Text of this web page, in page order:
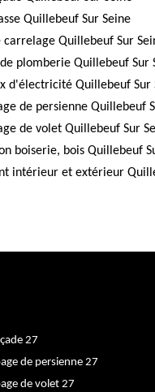
Quillebeuf Sur Seine
carrelage Quillebeuf Sur
plomberie Quillebeuf Sur
d'électricité Quillebeuf Sur
de persienne Quillebeuf
de volet Quillebeuf Sur
boiserie, bois Quillebeuf
intérieur et extérieur
27
de persienne 27
de volet 27